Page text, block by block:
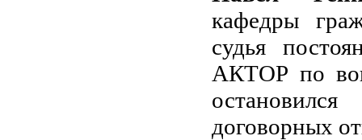
кафедры
судья
АКТОР по
договорных